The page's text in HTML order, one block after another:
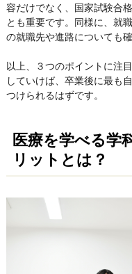
容だけでなく、国家試験合
とも重要です。同様に、就
の就職先や進路についても
以上、３つのポイントに注
していけば、卒業後に最も
つけられるはずです。
医療を学べる学
リットとは？